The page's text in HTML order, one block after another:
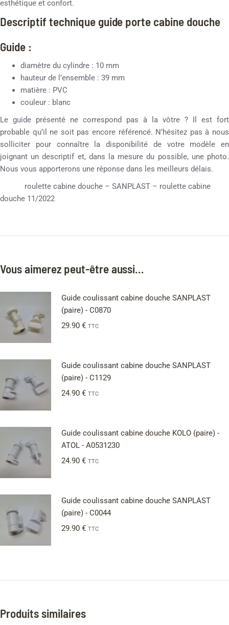
esthétique et confort.
Descriptif technique guide porte cabine douche
Guide :
diamètre du cylindre : 10 mm
hauteur de l’ensemble : 39 mm
matière : PVC
couleur : blanc
Le guide présenté ne correspond pas à la vôtre ? Il est fort
probable qu’il ne soit pas encore référencé. N’hésitez pas à nous
solliciter pour connaître la disponibilité de votre modèle en
joignant un descriptif et, dans la mesure du possible, une photo.
Nous vous apporterons une réponse dans les meilleurs délais.
roulette cabine douche – SANPLAST – roulette cabine
douche 11/2022
Vous aimerez peut-être aussi…
Guide coulissant cabine douche SANPLAST
(paire) - C0870
29.90 € TTC
Guide coulissant cabine douche SANPLAST
(paire) - C1129
24.90 € TTC
Guide coulissant cabine douche KOLO (paire) -
ATOL - A0531230
24.90 € TTC
Guide coulissant cabine douche SANPLAST
(paire) - C0044
29.90 € TTC
Produits similaires